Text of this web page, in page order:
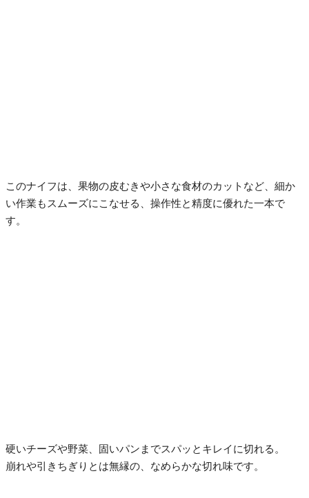
このナイフは、果物の皮むきや小さな食材のカットなど、細か
い作業もスムーズにこなせる、操作性と精度に優れた一本で
す。
硬いチーズや野菜、固いパンまでスパッとキレイに切れる。
崩れや引きちぎりとは無縁の、なめらかな切れ味です。